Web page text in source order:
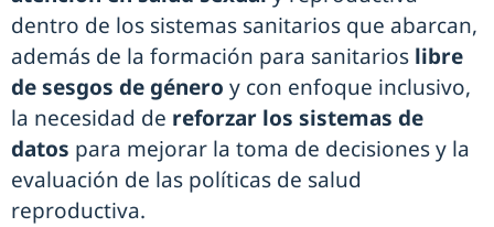
dentro de los sistemas sanitarios que abarcan,
además de la formación para sanitarios libre
de sesgos de género y con enfoque inclusivo,
la necesidad de reforzar los sistemas de
datos para mejorar la toma de decisiones y la
evaluación de las políticas de salud
reproductiva.